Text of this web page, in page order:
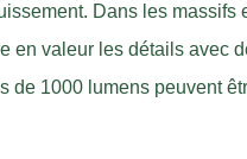
Dans les massifs
en valeur les détails avec
de 1000 lumens peuvent